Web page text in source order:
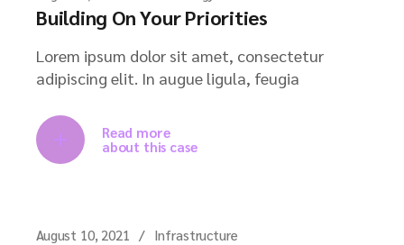
Building On Your Priorities
Lorem ipsum dolor sit amet, consectetur
adipiscing elit. In augue ligula, feugia
Read more
about this case
August 10, 2021 Infrastructure